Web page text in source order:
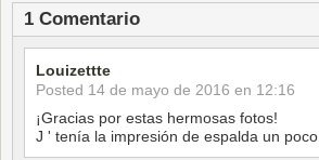
1 Comentario
Louizettte
Posted 14 de mayo de 2016 en 12:16
¡Gracias por estas hermosas fotos!
J ' tenía la impresión de espalda un poco